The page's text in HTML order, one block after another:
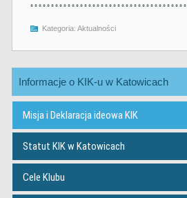
**************************************
Kategoria:Aktualności
Informacje o KIK-u w Katowicach
Misja i Deklaracja ideowa KIK
Statut KIK w Katowicach
Cele Klubu